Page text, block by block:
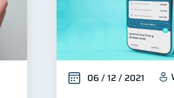
06 / 12 / 2021